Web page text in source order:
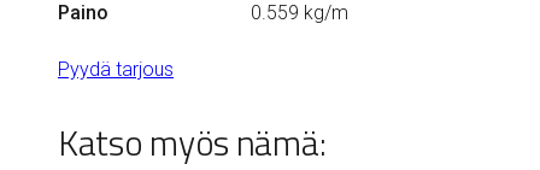
Paino
0.559 kg/m
Pyydä tarjous
Katso myös nämä: